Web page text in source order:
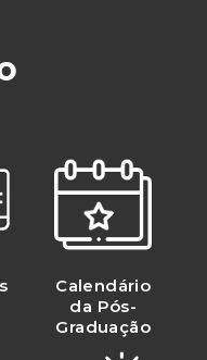
Calendário
da Pós-
Graduação